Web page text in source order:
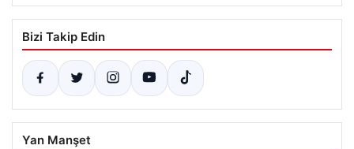
Bizi Takip Edin
Yan Manşet